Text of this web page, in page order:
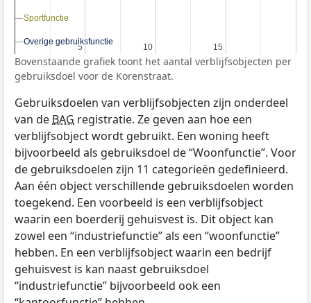
5
5 10
10 15
15
Sportfunctie
Sportfunctie
Overige gebruiksfunctie
Overige gebruiksfunctie
Bovenstaande grafiek toont het aantal verblijfsobjecten per
gebruiksdoel voor de Korenstraat.
Gebruiksdoelen van verblijfsobjecten zijn onderdeel
van de BAG registratie. Ze geven aan hoe een
verblijfsobject wordt gebruikt. Een woning heeft
bijvoorbeeld als gebruiksdoel de “Woonfunctie”. Voor
de gebruiksdoelen zijn 11 categorieën gedefinieerd.
Aan één object verschillende gebruiksdoelen worden
toegekend. Een voorbeeld is een verblijfsobject
waarin een boerderij gehuisvest is. Dit object kan
zowel een “industriefunctie” als een “woonfunctie”
hebben. En een verblijfsobject waarin een bedrijf
gehuisvest is kan naast gebruiksdoel
“industriefunctie” bijvoorbeeld ook een